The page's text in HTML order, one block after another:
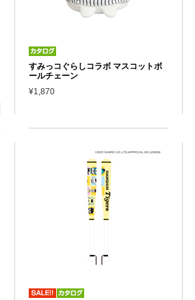
すみっコぐらしコラボ マスコットボ
ールチェーン
¥1,870